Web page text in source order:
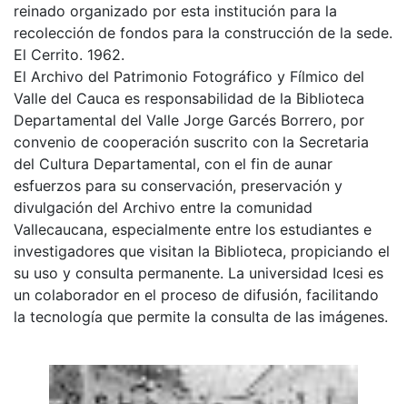
reinado organizado por esta institución para la
recolección de fondos para la construcción de la sede.
El Cerrito. 1962.
El Archivo del Patrimonio Fotográfico y Fílmico del
Valle del Cauca es responsabilidad de la Biblioteca
Departamental del Valle Jorge Garcés Borrero, por
convenio de cooperación suscrito con la Secretaria
del Cultura Departamental, con el fin de aunar
esfuerzos para su conservación, preservación y
divulgación del Archivo entre la comunidad
Vallecaucana, especialmente entre los estudiantes e
investigadores que visitan la Biblioteca, propiciando el
su uso y consulta permanente. La universidad Icesi es
un colaborador en el proceso de difusión, facilitando
la tecnología que permite la consulta de las imágenes.